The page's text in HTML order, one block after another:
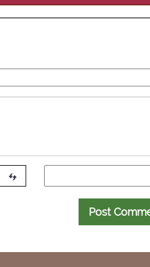
Post